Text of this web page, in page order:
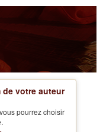
de votre auteur
pourrez choisir